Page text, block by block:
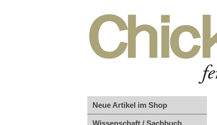
Neue Artikel im Shop
Wissenschaft / Sachbuch